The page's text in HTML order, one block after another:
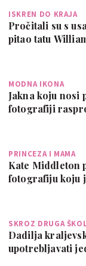
ISKREN DO KRAJA
Pročitali su s
pitao tatu
MODNA IKONA
Jakna koju nosi
fotografiji
PRINCEZA I MAMA
Kate Middleton
fotografiju koju
SKROZ DRUGA
Dadilja
upotrebljavati